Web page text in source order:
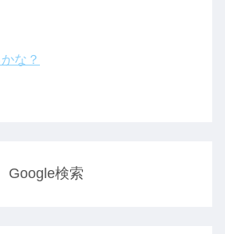
な？
Google検索